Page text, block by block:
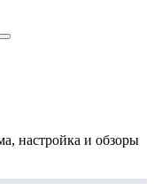
настройка и обзоры